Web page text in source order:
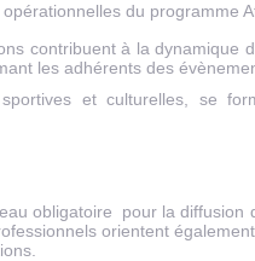
du programme
contribuent à la dynamique
les adhérents des
sportives et culturelles, se
obligatoire pour la diffusion
orientent